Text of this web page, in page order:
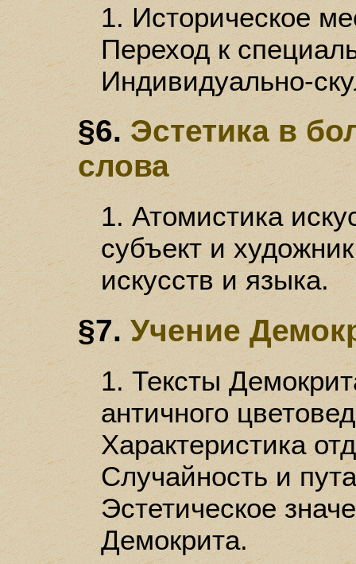
1. Историческое
Переход к
Индивидуально-
§6. Эстетика в
слова
1. Атомистика
субъект и
искусств и языка.
§7. Учение
1. Тексты
античного
Характеристика
Случайность и
Эстетическое
Демокрита.